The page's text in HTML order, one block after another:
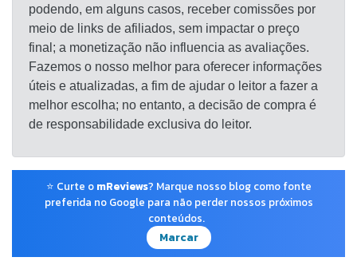
podendo, em alguns casos, receber comissões por
meio de links de afiliados, sem impactar o preço
final; a monetização não influencia as avaliações.
Fazemos o nosso melhor para oferecer informações
úteis e atualizadas, a fim de ajudar o leitor a fazer a
melhor escolha; no entanto, a decisão de compra é
de responsabilidade exclusiva do leitor.
⭐ Curte o mReviews? Marque nosso blog como fonte
preferida no Google para não perder nossos próximos
conteúdos.
Marcar